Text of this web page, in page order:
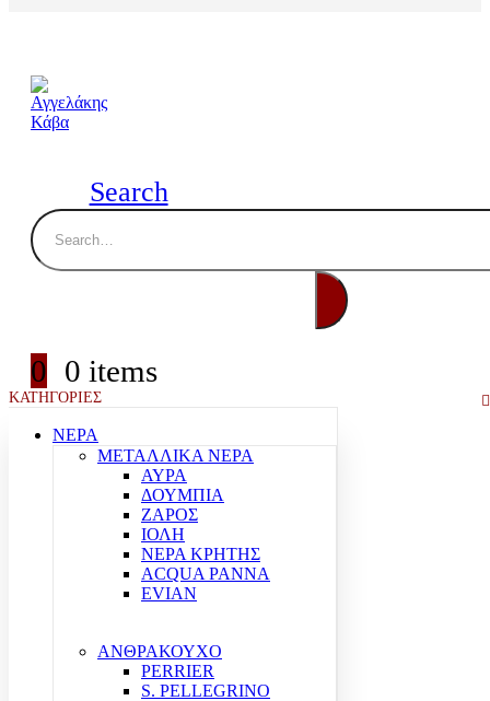
Search
0 0 items
ΚΑΤΗΓΟΡΙΕΣ
ΝΕΡΑ
ΜΕΤΑΛΛΙΚΑ ΝΕΡΑ
ΑΥΡΑ
ΔΟΥΜΠΙΑ
ΖΑΡΟΣ
ΙΟΛΗ
ΝΕΡΑ ΚΡΗΤΗΣ
ACQUA PANNA
EVIAN
ΑΝΘΡΑΚΟΥΧΟ
PERRIER
S. PELLEGRINO